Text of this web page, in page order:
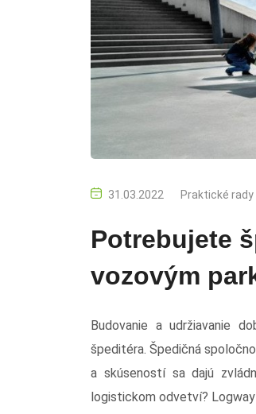
31.03.2022 Praktické
Potrebujete
vozovým
Budovanie a udržiavanie
špeditéra. Špedičná
a skúseností sa dajú
logistickom odvetví?